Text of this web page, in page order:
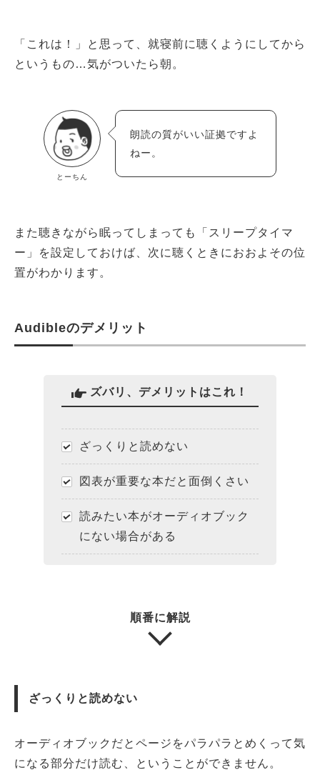
「これは！」と思って、就寝前に聴くようにしてから
というもの…気がついたら朝。
とーちん
朗読の質がいい証拠ですよ
ねー。
また聴きながら眠ってしまっても「スリープタイマ
ー」を設定しておけば、次に聴くときにおおよその位
置がわかります。
Audibleのデメリット
ズバリ、デメリットはこれ！
ざっくりと読めない
図表が重要な本だと面倒くさい
読みたい本がオーディオブック
にない場合がある
順番に解説
ざっくりと読めない
オーディオブックだとページをパラパラとめくって気
になる部分だけ読む、ということができません。